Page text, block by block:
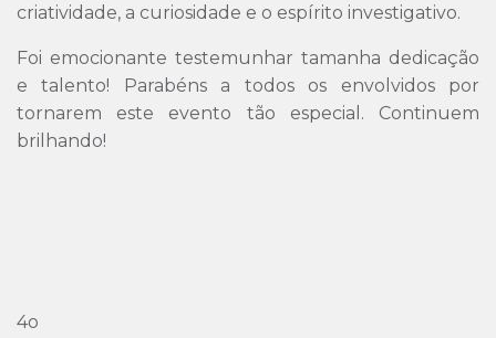
criatividade, a curiosidade e o espírito investigativo.
Foi emocionante testemunhar tamanha dedicação
e talento! Parabéns a todos os envolvidos por
tornarem este evento tão especial. Continuem
brilhando!
4o